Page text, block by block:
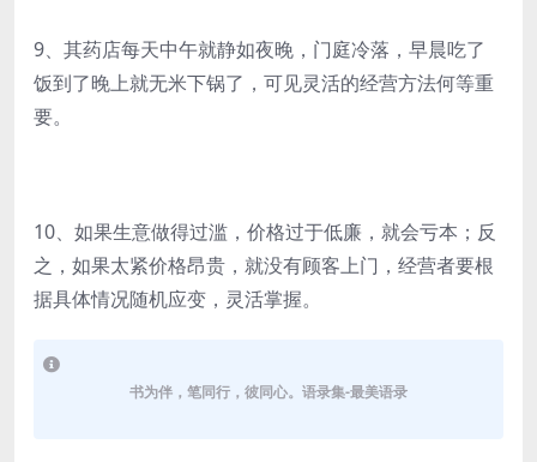
9、其药店每天中午就静如夜晚，门庭冷落，早晨吃了
饭到了晚上就无米下锅了，可见灵活的经营方法何等重
要。
10、如果生意做得过滥，价格过于低廉，就会亏本；反
之，如果太紧价格昂贵，就没有顾客上门，经营者要根
据具体情况随机应变，灵活掌握。
书为伴，笔同行，彼同心。语录集-最美语录